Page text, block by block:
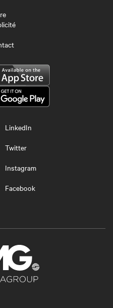
LinkedIn
Twitter
Instagram
Facebook